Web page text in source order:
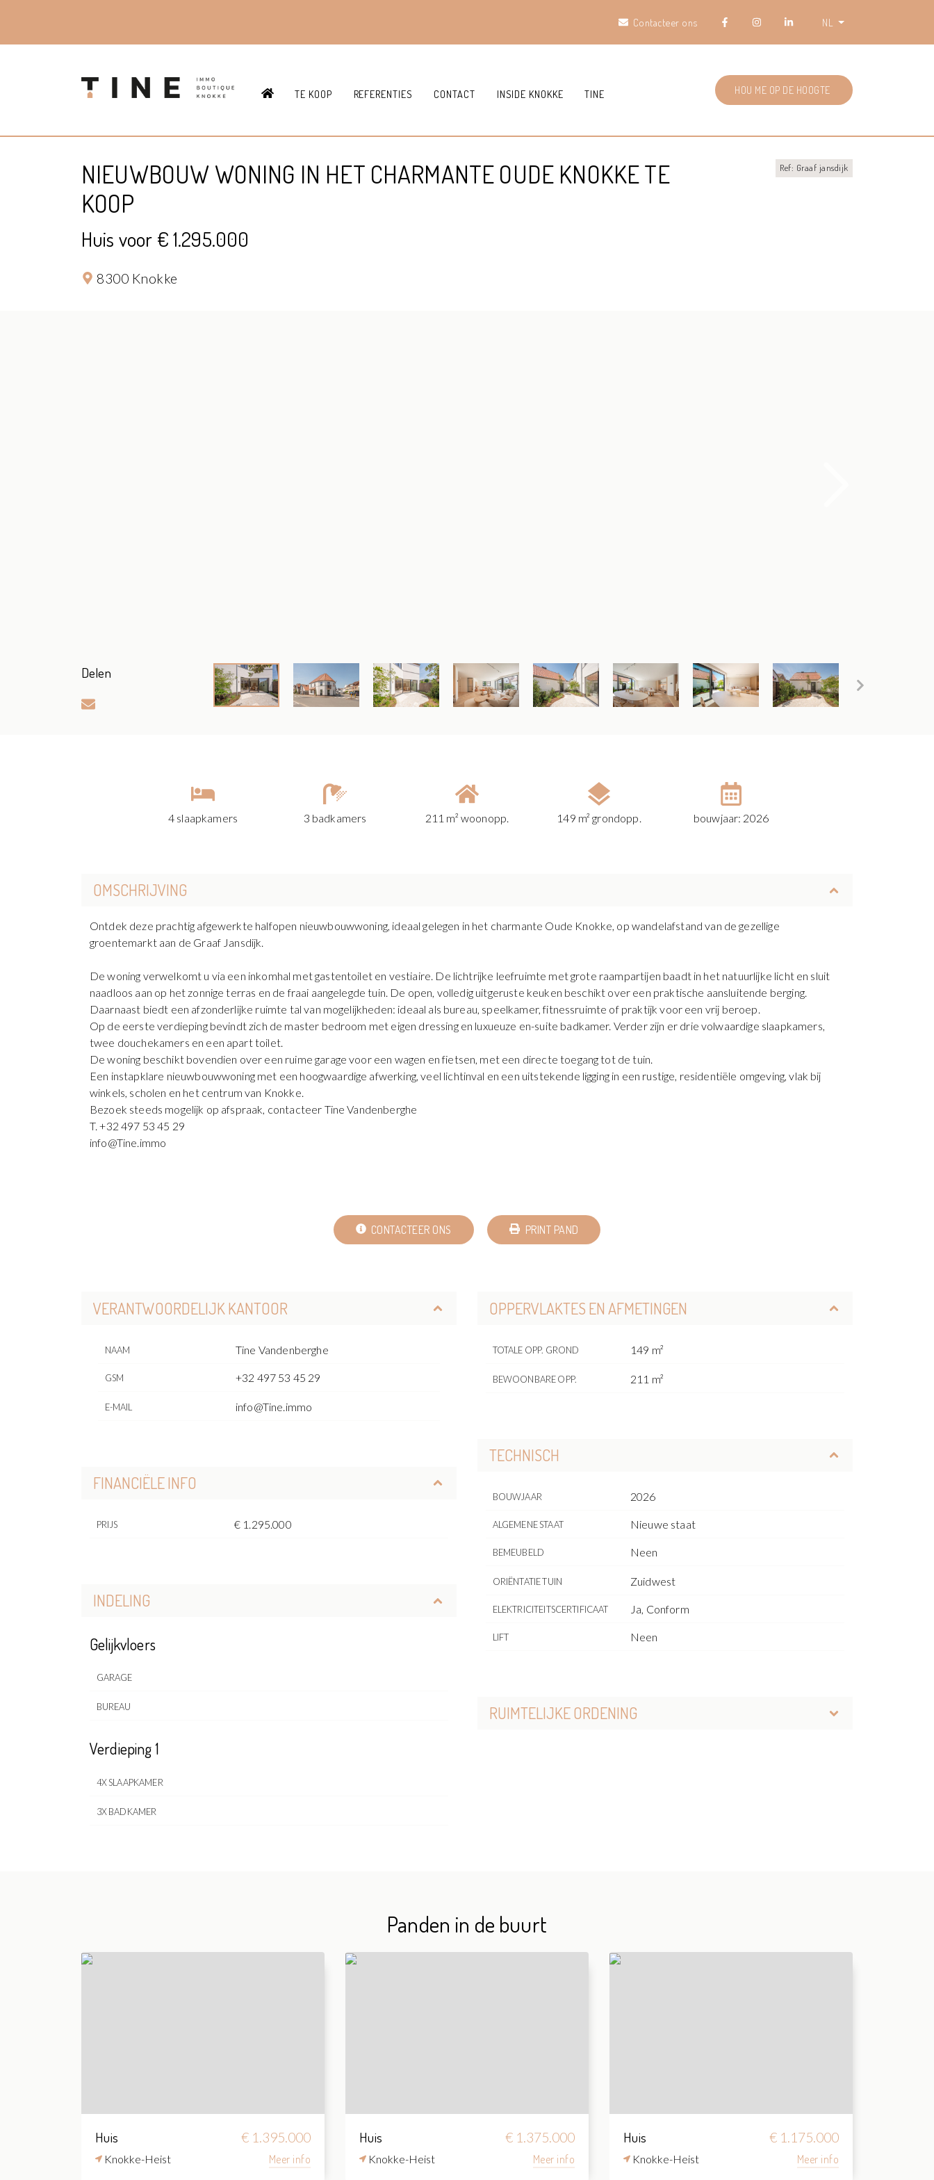
Contacteer ons NL
HOMETE KOOP REFERENTIES CONTACT INSIDE KNOKKE TINE HOU ME OP DE HOOGTE
NIEUWBOUW WONING IN HET CHARMANTE OUDE KNOKKE TE
KOOP
Huis voor € 1.295.000
8300 Knokke
Ref: Graaf jansdijk
Delen
4 slaapkamers 3 badkamers 211 m² woonopp. 149 m² grondopp. bouwjaar: 2026
OMSCHRIJVING
Ontdek deze prachtig afgewerkte halfopen nieuwbouwwoning, ideaal gelegen in het charmante Oude Knokke, op wandelafstand van de gezellige
groentemarkt aan de Graaf Jansdijk.
De woning verwelkomt u via een inkomhal met gastentoilet en vestiaire. De lichtrijke leefruimte met grote raampartijen baadt in het natuurlijke licht en sluit
naadloos aan op het zonnige terras en de fraai aangelegde tuin. De open, volledig uitgeruste keuken beschikt over een praktische aansluitende berging.
Daarnaast biedt een afzonderlijke ruimte tal van mogelijkheden: ideaal als bureau, speelkamer, fitnessruimte of praktijk voor een vrij beroep.
Op de eerste verdieping bevindt zich de master bedroom met eigen dressing en luxueuze en-suite badkamer. Verder zijn er drie volwaardige slaapkamers,
twee douchekamers en een apart toilet.
De woning beschikt bovendien over een ruime garage voor een wagen en fietsen, met een directe toegang tot de tuin.
Een instapklare nieuwbouwwoning met een hoogwaardige afwerking, veel lichtinval en een uitstekende ligging in een rustige, residentiële omgeving, vlak bij
winkels, scholen en het centrum van Knokke.
Bezoek steeds mogelijk op afspraak, contacteer Tine Vandenberghe
T. +32 497 53 45 29
info@Tine.immo
CONTACTEER ONS PRINT PAND
VERANTWOORDELIJK KANTOOR
NAAM Tine Vandenberghe
GSM +32 497 53 45 29
E-MAIL info@Tine.immo
FINANCIËLE INFO
PRIJS € 1.295.000
INDELING
Gelijkvloers
GARAGE
BUREAU
Verdieping 1
4X SLAAPKAMER
3X BADKAMER
OPPERVLAKTES EN AFMETINGEN
TOTALE OPP. GROND 149 m²
BEWOONBARE OPP. 211 m²
TECHNISCH
BOUWJAAR 2026
ALGEMENE STAAT Nieuwe staat
BEMEUBELD Neen
ORIËNTATIE TUIN Zuidwest
ELEKTRICITEITSCERTIFICAAT Ja, Conform
LIFT Neen
RUIMTELIJKE ORDENING
Panden in de buurt
Huis € 1.395.000
Knokke-Heist Meer info
Huis € 1.375.000
Knokke-Heist Meer info
Huis € 1.175.000
Knokke-Heist Meer info